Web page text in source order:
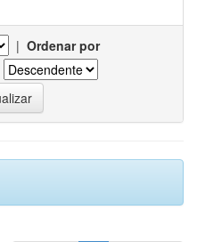
| Ordenar por